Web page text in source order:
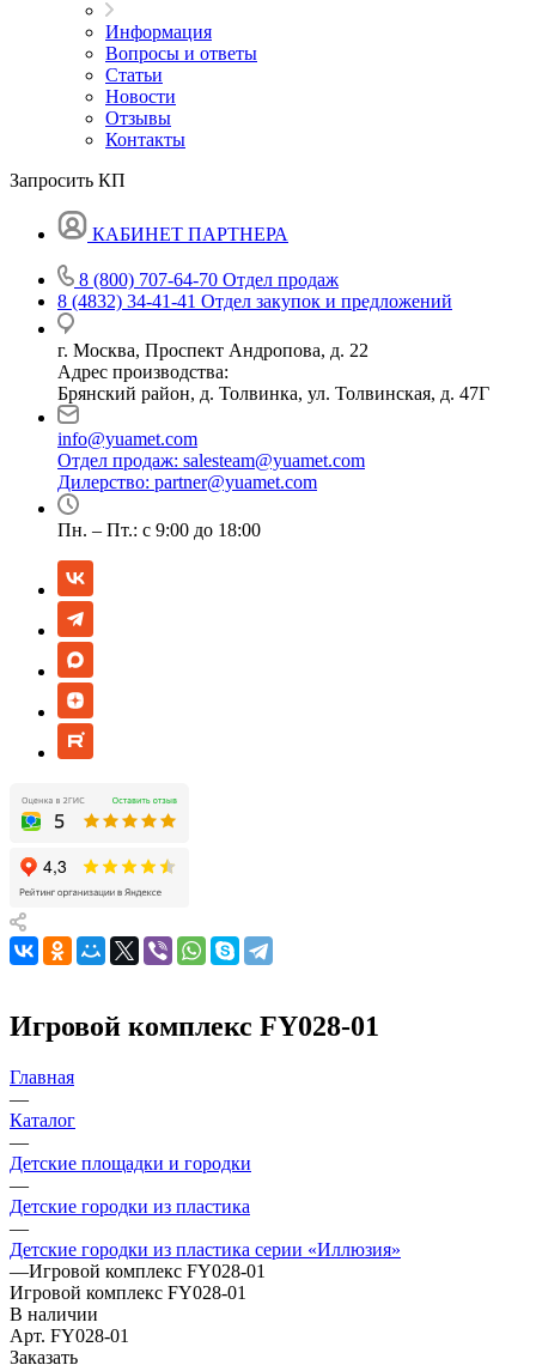
Информация
Вопросы и ответы
Статьи
Новости
Отзывы
Контакты
Запросить КП
КАБИНЕТ ПАРТНЕРА
8 (800) 707-64-70 Отдел продаж
8 (4832) 34-41-41 Отдел закупок и предложений
г. Москва, Проспект Андропова, д. 22
Адрес производства:
Брянский район, д. Толвинка, ул. Толвинская, д. 47Г
info@yuamet.com
Отдел продаж: salesteam@yuamet.com
Дилерство: partner@yuamet.com
Пн. – Пт.: с 9:00 до 18:00
Игровой комплекс FY028-01
Главная
—
Каталог
—
Детские площадки и городки
—
Детские городки из пластика
—
Детские городки из пластика серии «Иллюзия»
—Игровой комплекс FY028-01
Игровой комплекс FY028-01
В наличии
Арт. FY028-01
Заказать